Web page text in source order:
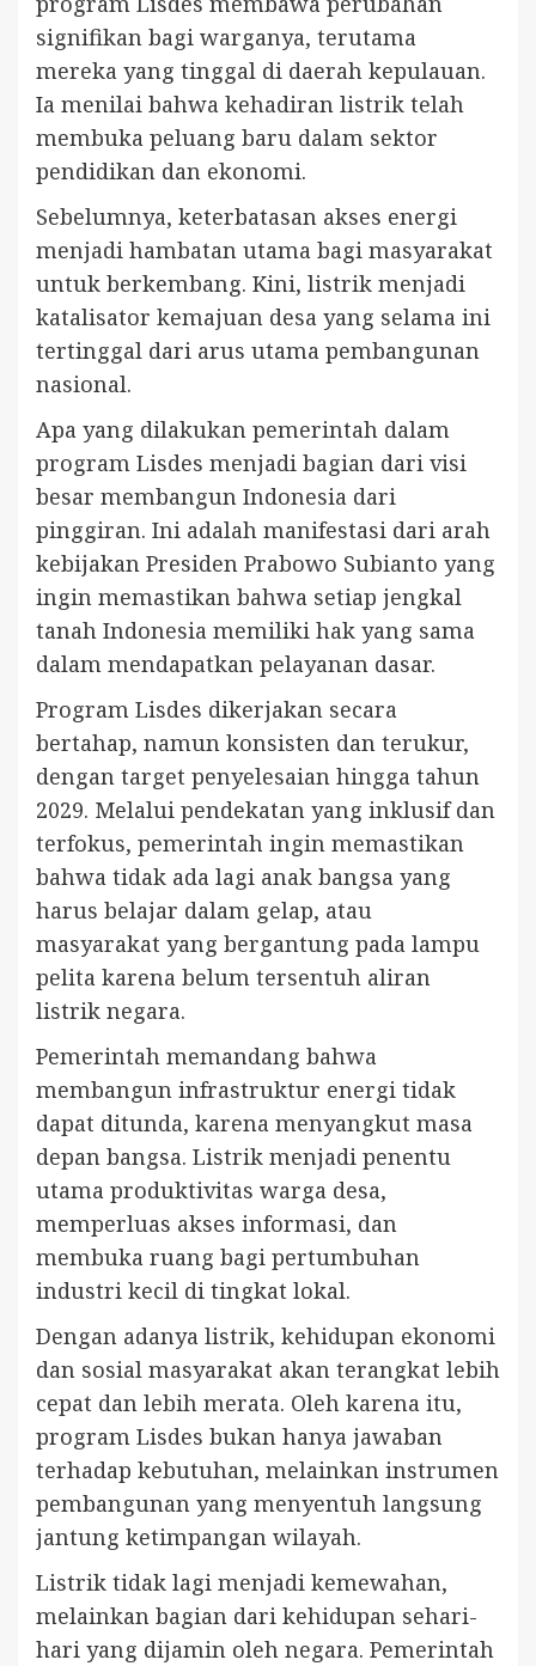
signifikan bagi warganya, terutama
mereka yang tinggal di daerah kepulauan.
Ia menilai bahwa kehadiran listrik telah
membuka peluang baru dalam sektor
pendidikan dan ekonomi.
Sebelumnya, keterbatasan akses energi
menjadi hambatan utama bagi masyarakat
untuk berkembang. Kini, listrik menjadi
katalisator kemajuan desa yang selama ini
tertinggal dari arus utama pembangunan
nasional.
Apa yang dilakukan pemerintah dalam
program Lisdes menjadi bagian dari visi
besar membangun Indonesia dari
pinggiran. Ini adalah manifestasi dari arah
kebijakan Presiden Prabowo Subianto yang
ingin memastikan bahwa setiap jengkal
tanah Indonesia memiliki hak yang sama
dalam mendapatkan pelayanan dasar.
Program Lisdes dikerjakan secara
bertahap, namun konsisten dan terukur,
dengan target penyelesaian hingga tahun
2029. Melalui pendekatan yang inklusif dan
terfokus, pemerintah ingin memastikan
bahwa tidak ada lagi anak bangsa yang
harus belajar dalam gelap, atau
masyarakat yang bergantung pada lampu
pelita karena belum tersentuh aliran
listrik negara.
Pemerintah memandang bahwa
membangun infrastruktur energi tidak
dapat ditunda, karena menyangkut masa
depan bangsa. Listrik menjadi penentu
utama produktivitas warga desa,
memperluas akses informasi, dan
membuka ruang bagi pertumbuhan
industri kecil di tingkat lokal.
Dengan adanya listrik, kehidupan ekonomi
dan sosial masyarakat akan terangkat lebih
cepat dan lebih merata. Oleh karena itu,
program Lisdes bukan hanya jawaban
terhadap kebutuhan, melainkan instrumen
pembangunan yang menyentuh langsung
jantung ketimpangan wilayah.
Listrik tidak lagi menjadi kemewahan,
melainkan bagian dari kehidupan sehari-
hari yang dijamin oleh negara. Pemerintah